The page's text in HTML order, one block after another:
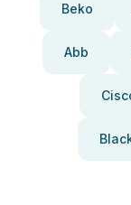
Beko
Abb